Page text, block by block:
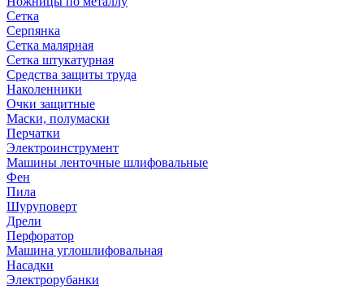
Сетка
Серпянка
Сетка малярная
Сетка штукатурная
Средства защиты труда
Наколенники
Очки защитные
Маски, полумаски
Перчатки
Электроинструмент
Машины ленточные шлифовальные
Фен
Пила
Шуруповерт
Дрели
Перфоратор
Машина углошлифовальная
Насадки
Электрорубанки